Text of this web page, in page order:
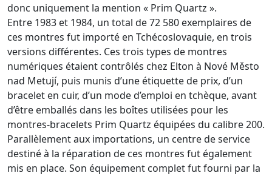
donc uniquement la mention « Prim Quartz ».
Entre 1983 et 1984, un total de 72 580 exemplaires de
ces montres fut importé en Tchécoslovaquie, en trois
versions différentes. Ces trois types de montres
numériques étaient contrôlés chez Elton à Nové Město
nad Metují, puis munis d’une étiquette de prix, d’un
bracelet en cuir, d’un mode d’emploi en tchèque, avant
d’être emballés dans les boîtes utilisées pour les
montres-bracelets Prim Quartz équipées du calibre 200.
Parallèlement aux importations, un centre de service
destiné à la réparation de ces montres fut également
mis en place. Son équipement complet fut fourni par la